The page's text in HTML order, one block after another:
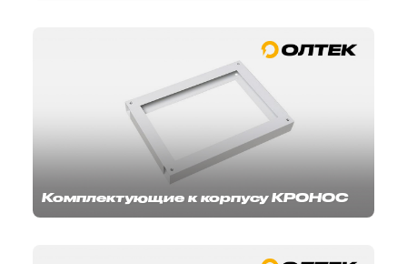
Комплектующие к корпусу КРОНОС